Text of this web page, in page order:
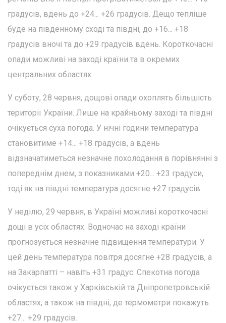
градусів, вдень до +24... +26 градусів. Дещо тепліше
буде на південному сході та півдні, до +16... +18
градусів вночі та до +29 градусів вдень. Короткочасні
опади можливі на заході країни та в окремих
центральних областях.
У суботу, 28 червня, дощові опади охоплять більшість
території України. Лише на крайньому заході та півдні
очікується суха погода. У нічні години температура
становитиме +14... +18 градусів, а вдень
відзначатиметься незначне похолодання в порівнянні з
попереднім днем, з показниками +20... +23 градуси,
тоді як на півдні температура досягне +27 градусів.
У неділю, 29 червня, в Україні можливі короткочасні
дощі в усіх областях. Водночас на заході країни
прогнозується незначне підвищення температури. У
цей день температура повітря досягне +28 градусів, а
на Закарпатті – навіть +31 градус. Спекотна погода
очікується також у Харківській та Дніпропетровській
областях, а також на півдні, де термометри покажуть
+27... +29 градусів.